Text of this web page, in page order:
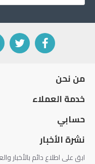
من نحن
خدمة العملاء
حسابي
نشرة الأخبار
ابق على اطلاع دائم بالأخبار